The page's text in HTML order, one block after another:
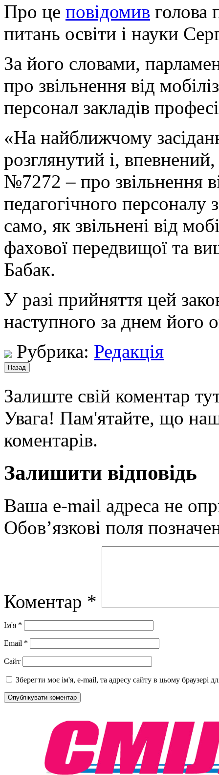
Про це повідомив голова
питань освіти і науки
За його словами,
про звільнення від
персонал закладів
«На найближчому
розглянутий і,
№7272 – про звільнення
педагогічного персоналу
само, як звільнені від
фахової передвищої та
Бабак.
У разі прийняття цей
наступного за днем його
Рубрика: Редакція
Залиште свій коментар
Увага! Пам'ятайте, що
коментарів.
Залишити відповідь
Ваша e-mail адреса не
Обов’язкові поля
Коментар *
Ім'я *
Email *
Сайт
Зберегти моє ім'я, e-mail, та адресу сайту в цьому браузері